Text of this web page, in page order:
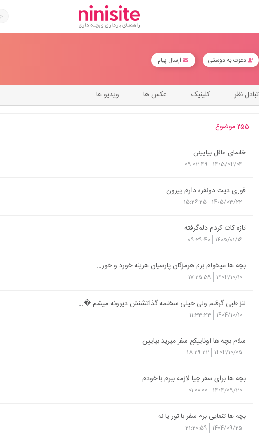
دعوت به دوستی ارسال پیام
ویدیو ها عکس ها کلینیک تبادل نظر
255 موضوع
خانمای عاقل بیایینن
1405/04/04
09:03:49
فوری دیت دونفره دارم ییرون
1405/03/22
15:26:25
تازه کات کردم دلم‌گرفته
1405/01/16
09:29:40
بچه ها میخوام برم هرمزگان پارسیان هرینه خورد و خور...
1404/10/10
17:25:59
لنز طبی گرفتم ولی خیلی سختمه گذاتشنش دیوونه میشم �...
1404/10/10
11:33:23
سلام بچه ها اوناییکع سفر میرید بیایین
1404/10/05
18:29:22
بچه ها برای سفر چیا لازمه ببرم با خودم
1404/09/30
01:00:00
بچه ها تنعایی برم سفر با تور یا نه
1404/09/25
21:20:59